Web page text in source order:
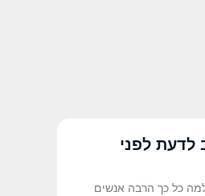
לפני
כל כך הרבה אנשים